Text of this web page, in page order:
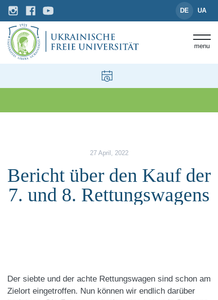
DE UA
menu
27 April, 2022
Bericht über den Kauf der
7. und 8. Rettungswagens
Der siebte und der achte Rettungswagen sind schon am
Zielort eingetroffen. Nun können wir endlich darüber